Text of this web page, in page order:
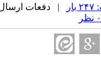
| دفعات ارسال